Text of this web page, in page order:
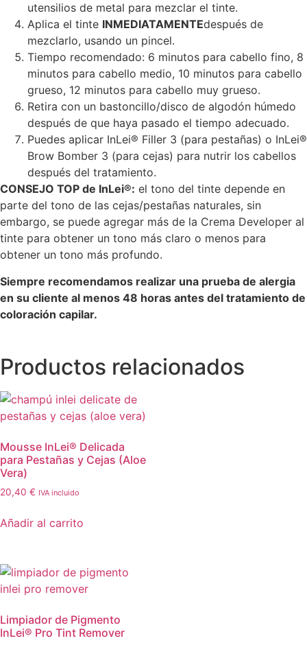
utensilios de metal para mezclar el tinte.
Aplica el tinte INMEDIATAMENTEdespués de
mezclarlo, usando un pincel.
Tiempo recomendado: 6 minutos para cabello fino, 8
minutos para cabello medio, 10 minutos para cabello
grueso, 12 minutos para cabello muy grueso.
Retira con un bastoncillo/disco de algodón húmedo
después de que haya pasado el tiempo adecuado.
Puedes aplicar InLei® Filler 3 (para pestañas) o InLei®
Brow Bomber 3 (para cejas) para nutrir los cabellos
después del tratamiento.
CONSEJO TOP de InLei®: el tono del tinte depende en
parte del tono de las cejas/pestañas naturales, sin
embargo, se puede agregar más de la Crema Developer al
tinte para obtener un tono más claro o menos para
obtener un tono más profundo.
Siempre recomendamos realizar una prueba de alergia
en su cliente al menos 48 horas antes del tratamiento de
coloración capilar.
Productos relacionados
Mousse InLei® Delicada
para Pestañas y Cejas (Aloe
Vera)
20,40 € IVA incluido
Añadir al carrito
Limpiador de Pigmento
InLei® Pro Tint Remover